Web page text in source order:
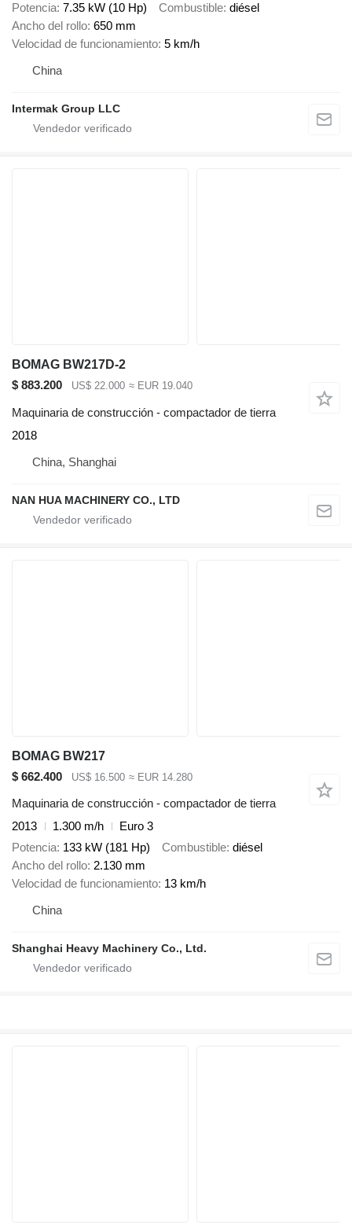
Potencia 7.35 kW (10 Hp) Combustible diésel
Ancho del rollo 650 mm
Velocidad de funcionamiento 5 km/h
China
Intermak Group LLC
BOMAG BW217D-2
$ 883.200
US$ 22.000 ≈ EUR 19.040
Maquinaria de construcción - compactador de tierra
2018
China, Shanghai
NAN HUA MACHINERY CO., LTD
BOMAG BW217
$ 662.400
US$ 16.500 ≈ EUR 14.280
Maquinaria de construcción - compactador de tierra
2013
1.300 m/h
Euro 3
Potencia 133 kW (181 Hp) Combustible diésel
Ancho del rollo 2.130 mm
Velocidad de funcionamiento 13 km/h
China
Shanghai Heavy Machinery Co., Ltd.